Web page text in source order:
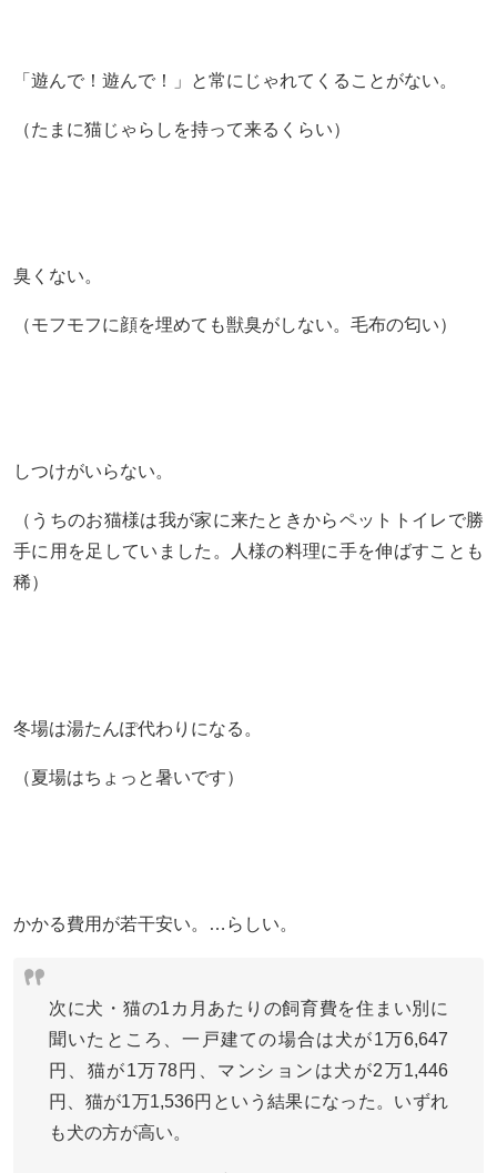
「遊んで！遊んで！」と常にじゃれてくることがない。
（たまに猫じゃらしを持って来るくらい）
臭くない。
（モフモフに顔を埋めても獣臭がしない。毛布の匂い）
しつけがいらない。
（うちのお猫様は我が家に来たときからペットトイレで勝
手に用を足していました。人様の料理に手を伸ばすことも
稀）
冬場は湯たんぽ代わりになる。
（夏場はちょっと暑いです）
かかる費用が若干安い。…らしい。
次に犬・猫の1カ月あたりの飼育費を住まい別に
聞いたところ、一戸建ての場合は犬が1万6,647
円、猫が1万78円、マンションは犬が2万1,446
円、猫が1万1,536円という結果になった。いずれ
も犬の方が高い。